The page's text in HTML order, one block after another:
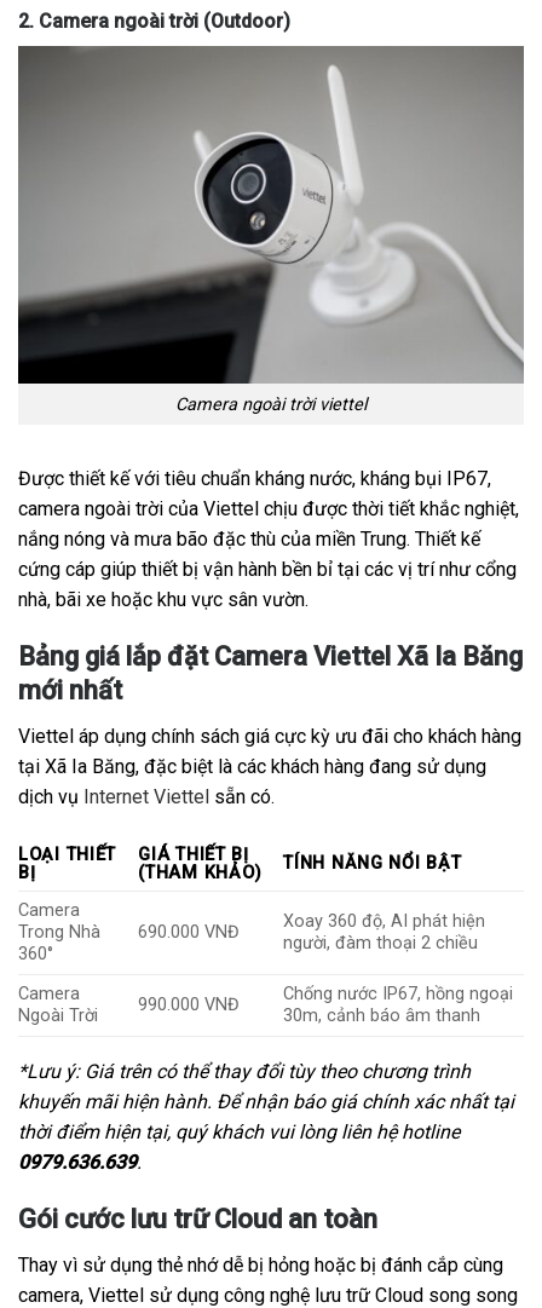
2. Camera ngoài trời (Outdoor)
Camera ngoài trời viettel
Được thiết kế với tiêu chuẩn kháng nước, kháng bụi IP67,
camera ngoài trời của Viettel chịu được thời tiết khắc nghiệt,
nắng nóng và mưa bão đặc thù của miền Trung. Thiết kế
cứng cáp giúp thiết bị vận hành bền bỉ tại các vị trí như cổng
nhà, bãi xe hoặc khu vực sân vườn.
Bảng giá lắp đặt Camera Viettel Xã Ia Băng
mới nhất
Viettel áp dụng chính sách giá cực kỳ ưu đãi cho khách hàng
tại Xã Ia Băng, đặc biệt là các khách hàng đang sử dụng
dịch vụ Internet Viettel sẵn có.
LOẠI THIẾT
BỊ
GIÁ THIẾT BỊ
(THAM KHẢO)
TÍNH NĂNG NỔI BẬT
Camera
Trong Nhà
360°
690.000 VNĐ
Xoay 360 độ, AI phát hiện
người, đàm thoại 2 chiều
Camera
Ngoài Trời
990.000 VNĐ
Chống nước IP67, hồng ngoại
30m, cảnh báo âm thanh
*Lưu ý: Giá trên có thể thay đổi tùy theo chương trình
khuyến mãi hiện hành. Để nhận báo giá chính xác nhất tại
thời điểm hiện tại, quý khách vui lòng liên hệ hotline
0979.636.639.
Gói cước lưu trữ Cloud an toàn
Thay vì sử dụng thẻ nhớ dễ bị hỏng hoặc bị đánh cắp cùng
camera, Viettel sử dụng công nghệ lưu trữ Cloud song song